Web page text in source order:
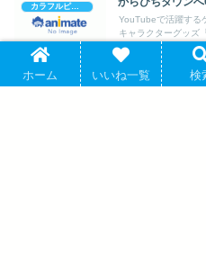
カラフルピーチ
YouTubeで活躍する
キャラクターグッズ
ホーム いいね一覧 検